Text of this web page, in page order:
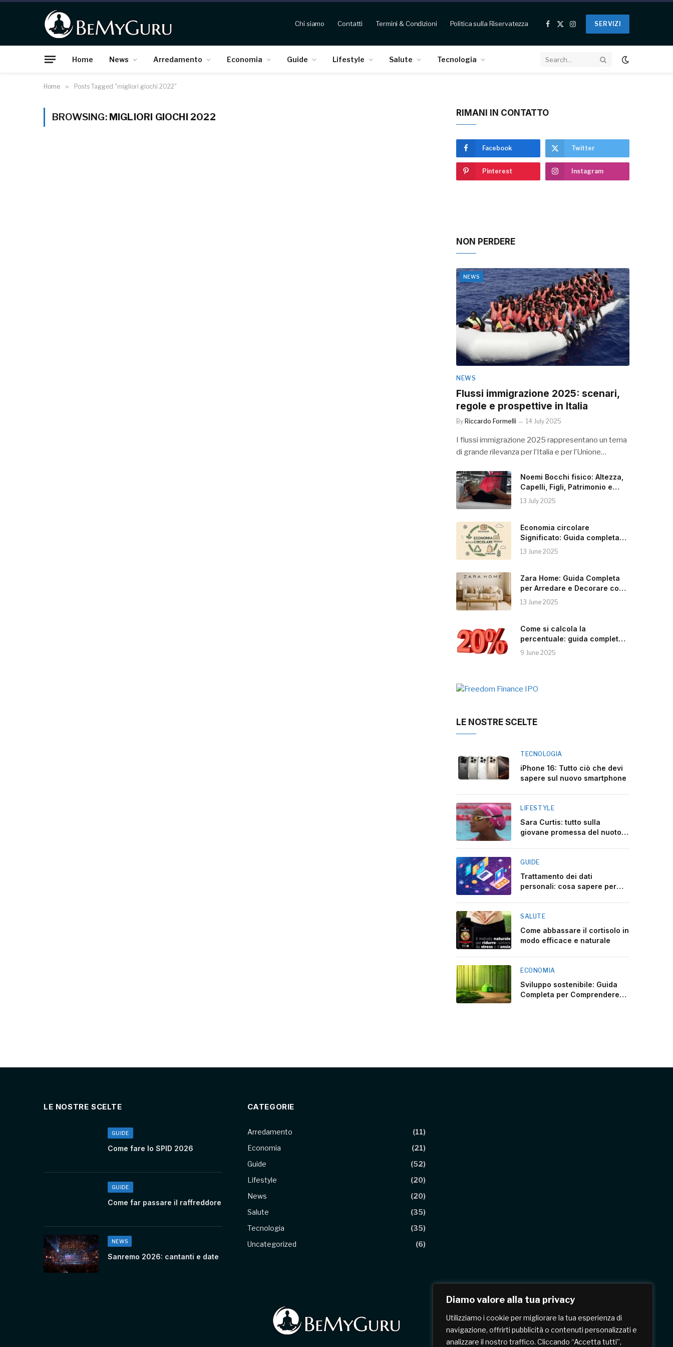
Diamo valore alla tua privacy
Utilizziamo i cookie per migliorare la tua esperienza di
navigazione, offrirti pubblicità o contenuti personalizzati e
analizzare il nostro traffico. Cliccando “Accetta tutti”,
Chi siamo Contatti Termini & Condizioni Politica sulla Riservatezza
Facebook
X
Instagram
SERVIZI
Home News Arredamento Economia Guide Lifestyle Salute Tecnologia
Home » Posts Tagged "migliori giochi 2022"
BROWSING: MIGLIORI GIOCHI 2022 RIMANI IN CONTATTO
Facebook Twitter
Pinterest Instagram
NON PERDERE
NEWS
NEWS
Flussi immigrazione 2025: scenari,
regole e prospettive in Italia
By Riccardo Formelli 14 July 2025
I flussi immigrazione 2025 rappresentano un tema
di grande rilevanza per l’Italia e per l’Unione…
Noemi Bocchi fisico: Altezza,
Capelli, Figli, Patrimonio e
Instagram
13 July 2025
Economia circolare
Significato: Guida completa
alla Sostenibilità
13 June 2025
Zara Home: Guida Completa
per Arredare e Decorare con
Stile
13 June 2025
Come si calcola la
percentuale: guida completa e
pratica
9 June 2025
LE NOSTRE SCELTE
TECNOLOGIA
iPhone 16: Tutto ciò che devi
sapere sul nuovo smartphone
LIFESTYLE
Sara Curtis: tutto sulla
giovane promessa del nuoto
GUIDE
Trattamento dei dati
personali: cosa sapere per
SALUTE
Come abbassare il cortisolo in
modo efficace e naturale
ECONOMIA
Sviluppo sostenibile: Guida
Completa per Comprendere
LE NOSTRE SCELTE
GUIDE
Come fare lo SPID 2026
GUIDE
Come far passare il raffreddore
NEWS
Sanremo 2026: cantanti e date
CATEGORIE
Arredamento
(11)
Economia
(21)
Guide
(52)
Lifestyle
(20)
News
(20)
Salute
(35)
Tecnologia
(35)
Uncategorized
(6)